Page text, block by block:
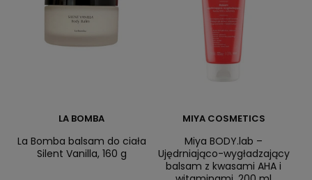
LA BOMBA
La Bomba balsam do ciała
Silent Vanilla, 160 g
MIYA COSMETICS
Miya BODY.lab –
Ujędrniająco-wygładzający
balsam z kwasami AHA i